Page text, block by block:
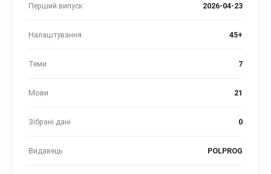
Перший випуск 2026-04-23
Налаштування 45+
Теми 7
Мови 21
Зібрані дані 0
Видавець POLPROG